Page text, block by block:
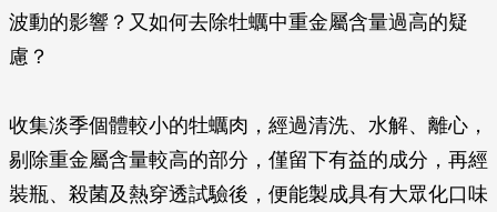
波動的影響？又如何去除牡蠣中重金屬含量過高的疑
慮？
收集淡季個體較小的牡蠣肉，經過清洗、水解、離心，
剔除重金屬含量較高的部分，僅留下有益的成分，再經
裝瓶、殺菌及熱穿透試驗後，便能製成具有大眾化口味